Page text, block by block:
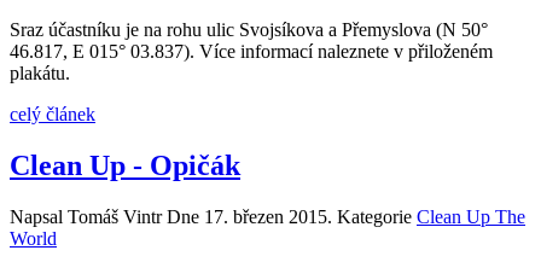
Sraz účastníku je na rohu ulic Svojsíkova a Přemyslova (N 50°
46.817, E 015° 03.837). Více informací naleznete v přiloženém
plakátu.
celý článek
Clean Up - Opičák
Napsal Tomáš Vintr Dne 17. březen 2015. Kategorie Clean Up The
World